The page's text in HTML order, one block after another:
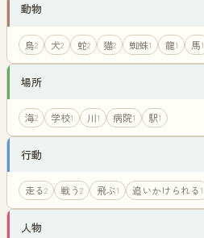
動物
鳥2 犬2 蛇2 猫2 蜘蛛1 龍1 馬1
場所
海2 学校1 川1 病院1 駅1
行動
走る2 戦う2 飛ぶ1 追いかけられる1
人物